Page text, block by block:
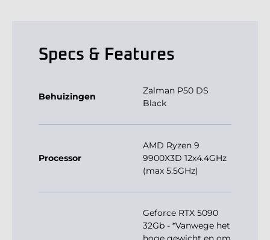
Specs & Features
Behuizingen
Zalman P50 DS
Black
Processor
AMD Ryzen 9
9900X3D 12x4.4GHz
(max 5.5GHz)
Geforce RTX 5090
32Gb - *Vanwege het